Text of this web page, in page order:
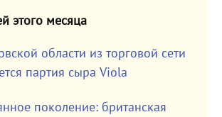
этого месяца
области из торговой сети
партия сыра Viola
поколение: британская